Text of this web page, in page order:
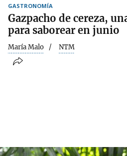
GASTRONOMÍA
Gazpacho de cereza,
para saborear en junio
María Malo NTM